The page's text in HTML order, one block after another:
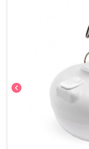
chevron_left